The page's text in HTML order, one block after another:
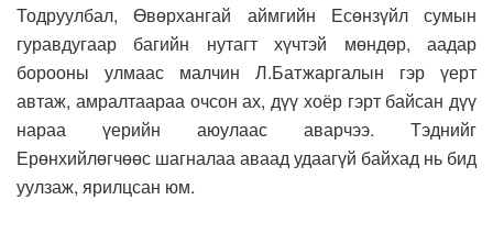
Тодруулбал, Өвөрхангай аймгийн Есөнзүйл сумын
гуравдугаар багийн нутагт хүчтэй мөндөр, аадар
борооны улмаас малчин Л.Батжаргалын гэр үерт
автаж, амралтаараа очсон ах, дүү хоёр гэрт байсан дүү
нараа үерийн аюулаас аварчээ. Тэднийг
Ерөнхийлөгчөөс шагналаа аваад удаагүй байхад нь бид
уулзаж, ярилцсан юм.